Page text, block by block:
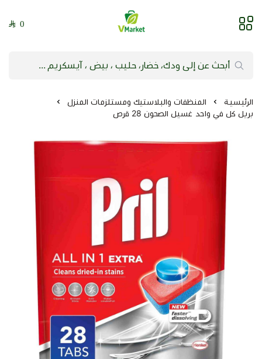
فيلج ماركت | VMarket
0
الرئيسية
المنظفات والبلاستيك ومستلزمات المنزل
بريل كل في واحد غسيل الصحون 28 قرص